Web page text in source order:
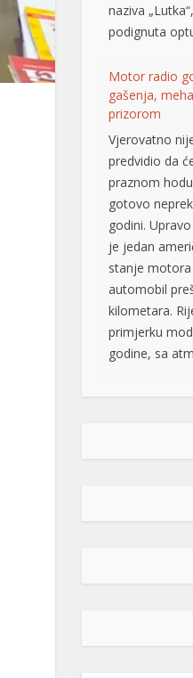
Motor radio
prizorom
Vjerovatno
predvidio da
praznom
gotovo
godini.
je jedan
stanje
automobil
kilometara.
primjerku
godine, sa
Rad objavljen
bio ovlašten
dokumentima
pozivajući se
[…][...]